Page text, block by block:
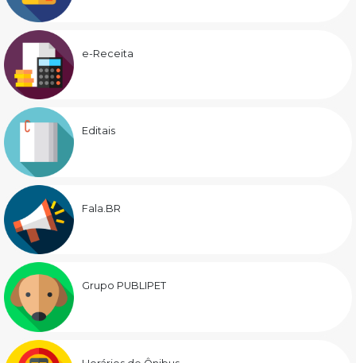
e-Receita
Editais
Fala.BR
Grupo PUBLIPET